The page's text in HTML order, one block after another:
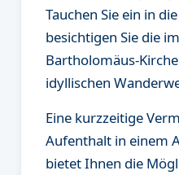
Tauchen Sie ein in
besichtigen Sie die
Bartholomäus-
idyllischen
Eine kurzzeitige
Aufenthalt in einem
bietet Ihnen die